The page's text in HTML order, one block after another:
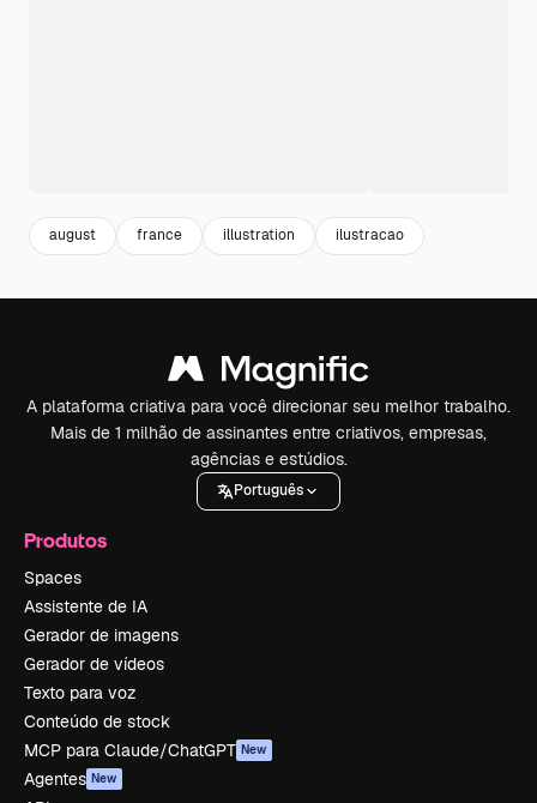
august france illustration ilustracao
A plataforma criativa para você direcionar seu melhor trabalho.
Mais de 1 milhão de assinantes entre criativos, empresas,
agências e estúdios.
Português
Produtos
Spaces
Assistente de IA
Gerador de imagens
Gerador de vídeos
Texto para voz
Conteúdo de stock
MCP para Claude/ChatGPT New
Agentes New